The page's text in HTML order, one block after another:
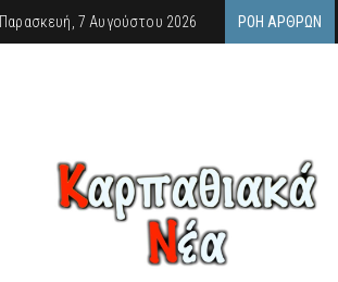
Παρασκευή, 7 Αυγούστου 2026 ΡΟΉ ΆΡΘΡΩΝ